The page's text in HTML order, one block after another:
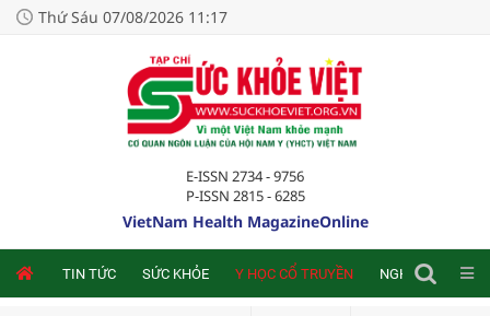
Thứ Sáu 07/08/2026 11:17
E-ISSN 2734 - 9756
P-ISSN 2815 - 6285
VietNam Health MagazineOnline
TIN TỨC SỨC KHỎE Y HỌC CỔ TRUYỀN NGHIÊN CỨU